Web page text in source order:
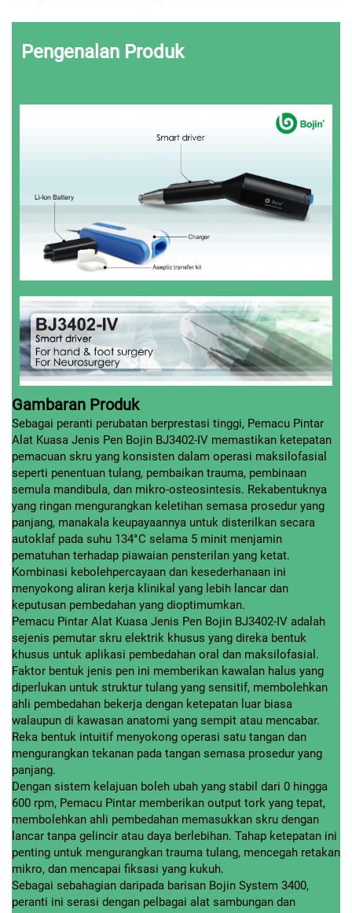
Pengenalan Produk
Gambaran Produk
Sebagai peranti perubatan berprestasi tinggi, Pemacu Pintar
Alat Kuasa Jenis Pen Bojin BJ3402-IV memastikan ketepatan
pemacuan skru yang konsisten dalam operasi maksilofasial
seperti penentuan tulang, pembaikan trauma, pembinaan
semula mandibula, dan mikro-osteosintesis. Rekabentuknya
yang ringan mengurangkan keletihan semasa prosedur yang
panjang, manakala keupayaannya untuk disterilkan secara
autoklaf pada suhu 134°C selama 5 minit menjamin
pematuhan terhadap piawaian pensterilan yang ketat.
Kombinasi kebolehpercayaan dan kesederhanaan ini
menyokong aliran kerja klinikal yang lebih lancar dan
keputusan pembedahan yang dioptimumkan.
Pemacu Pintar Alat Kuasa Jenis Pen Bojin BJ3402-IV adalah
sejenis pemutar skru elektrik khusus yang direka bentuk
khusus untuk aplikasi pembedahan oral dan maksilofasial.
Faktor bentuk jenis pen ini memberikan kawalan halus yang
diperlukan untuk struktur tulang yang sensitif, membolehkan
ahli pembedahan bekerja dengan ketepatan luar biasa
walaupun di kawasan anatomi yang sempit atau mencabar.
Reka bentuk intuitif menyokong operasi satu tangan dan
mengurangkan tekanan pada tangan semasa prosedur yang
panjang.
Dengan sistem kelajuan boleh ubah yang stabil dari 0 hingga
600 rpm, Pemacu Pintar memberikan output tork yang tepat,
membolehkan ahli pembedahan memasukkan skru dengan
lancar tanpa gelincir atau daya berlebihan. Tahap ketepatan ini
penting untuk mengurangkan trauma tulang, mencegah retakan
mikro, dan mencapai fiksasi yang kukuh.
Sebagai sebahagian daripada barisan Bojin System 3400,
peranti ini serasi dengan pelbagai alat sambungan dan